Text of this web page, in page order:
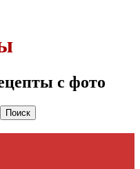
с фото